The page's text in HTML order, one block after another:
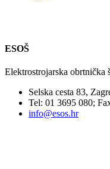
ESOŠ
Elektrostrojarska obrtnička
Selska cesta 83,
Tel: 01 3695 080;
info@esos.hr